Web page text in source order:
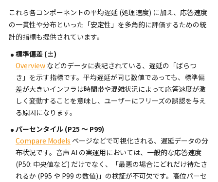
これら各コンポーネントの平均遅延 (処理速度) に加え、応答速度
の一貫性や分布といった「安定性」を多角的に評価するための統
計的指標も提供されています。
標準偏差 (±)
Overviewなどのデータに表記されている、遅延の「ばらつ
き」を示す指標です。平均遅延が同じ数値であっても、標準偏
差が大きいインフラは時間帯や混雑状況によって応答速度が激
しく変動することを意味し、ユーザーにフリーズの誤認を与え
る原因になります。
パーセンタイル (P25 〜 P99)
Compare Models ページなどで可視化される、遅延データの分
布状況です。音声 AI の実運用においては、一般的な応答速度
(P50: 中央値など) だけでなく、「最悪の場合にどれだけ待たさ
れるか (P95 や P99 の数値)」の検証が不可欠です。高位パーセ